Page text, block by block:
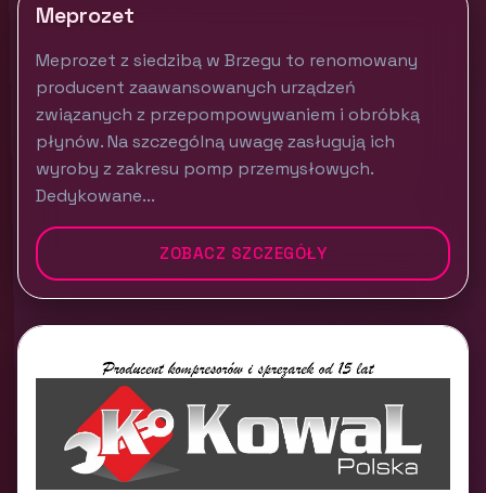
Meprozet
Meprozet z siedzibą w Brzegu to renomowany
producent zaawansowanych urządzeń
związanych z przepompowywaniem i obróbką
płynów. Na szczególną uwagę zasługują ich
wyroby z zakresu pomp przemysłowych.
Dedykowane...
ZOBACZ SZCZEGÓŁY